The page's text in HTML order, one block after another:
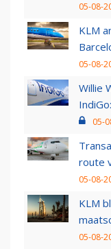
05-08-
KLM
05-08-
Willie
05-
route
05-08-
KLM
05-08-